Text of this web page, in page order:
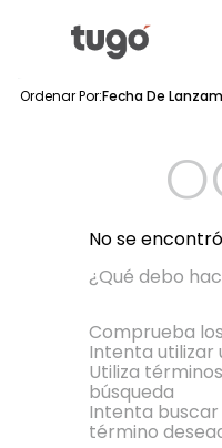
Fecha De
0productos
No se
¿Qué debo
Comprueba
Intenta utilizar
Utiliza
búsqueda
Intenta buscar
término
Sofa
Poltrona
Cama
Mesa Centro
Mesa Noche